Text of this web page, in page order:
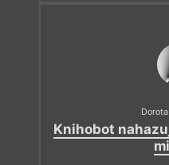
Knihobot